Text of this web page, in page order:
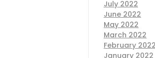
July 2022
June 2022
May 2022
March 2022
February 2022
January 2022